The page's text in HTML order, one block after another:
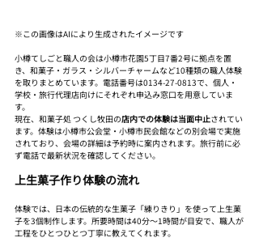
※この画像はAIにより生成されたイメージです
小樽てしごと職人の会は小樽市花園5丁目7番2号に拠点を置
き、和菓子・ガラス・シルバーチャームなど10種類の職人体験
を取りまとめています。電話番号は0134-27-0813で、個人・
学校・旅行代理店向けにそれぞれ申込み窓口を用意していま
す。
現在、和菓子処 つくし牧田の店内での体験は当面中止されてい
ます。体験は小樽市公会堂・小樽市民会館などの別会場で実施
されており、会場の詳細は予約時に案内されます。旅行前に必
ず電話で最新状況を確認してください。
上生菓子作り体験の流れ
体験では、日本の伝統的な生菓子「練りきり」を使って上生菓
子を3個制作します。所要時間は40分〜1時間が目安で、職人が
工程をひとつひとつ丁寧に教えてくれます。